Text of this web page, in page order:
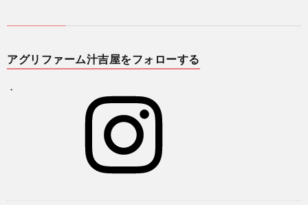
アグリファーム汁吉屋をフォローする